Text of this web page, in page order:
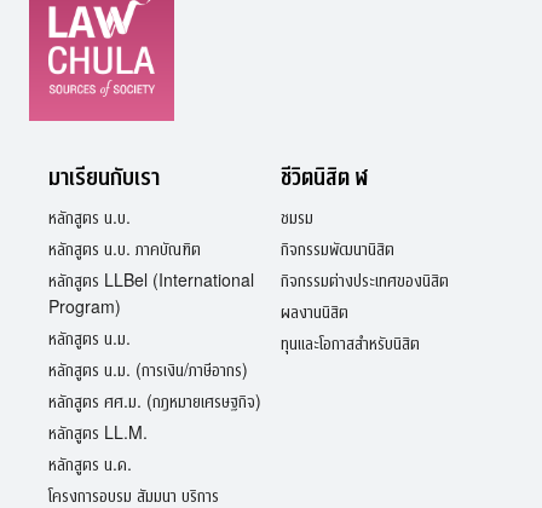
มาเรียนกับเรา
หลักสูตร น.บ.
หลักสูตร น.บ. ภาคบัณฑิต
หลักสูตร LLBel (International
Program)
หลักสูตร น.ม.
หลักสูตร น.ม. (การเงิน/ภาษีอากร)
หลักสูตร ศศ.ม. (กฎหมายเศรษฐกิจ)
หลักสูตร LL.M.
หลักสูตร น.ด.
โครงการอบรม สัมมนา บริการ
ชีวิตนิสิต ฬ
ชมรม
กิจกรรมพัฒนานิสิต
กิจกรรมต่างประเทศของนิสิต
ผลงานนิสิต
ทุนและโอกาสสำหรับนิสิต